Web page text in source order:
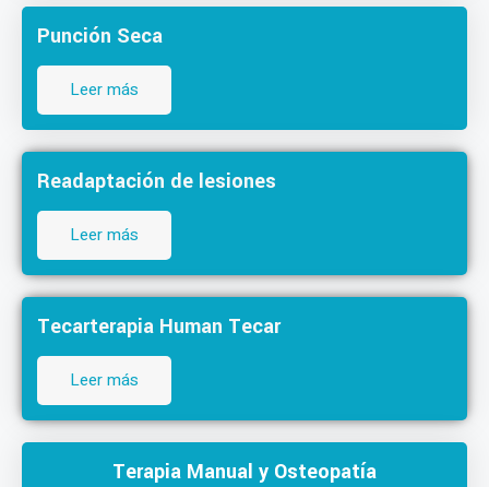
Punción Seca
Leer más
Readaptación de lesiones
Leer más
Tecarterapia Human Tecar
Leer más
Terapia Manual y Osteopatía